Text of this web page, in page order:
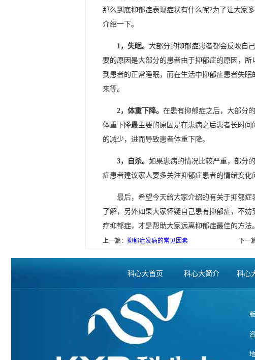
那么到底抑郁症表现症状有什么呢?为了让大家
介绍一下。
1，失眠。 大部分的抑郁症患者都会反映自
要的原因是大部分的患者由于抑郁症的原因，
到患者的正常睡眠，而在生活中抑郁症患者失
来等。
2，体重下降。 在患有抑郁症之后，大部分
体重下降最主要的原因是在患病之后患者长时
的减少，进而导致患者体重下降。
3，自杀。 如果患病的情况比较严重，部分
症患者建议家人要多关注抑郁症患者的情绪变化
最后，希望今天给大家介绍的有关于抑郁
了解，另外如果大家怀疑自己患有抑郁症，不
疗抑郁症，才是帮助大家远离抑郁症最佳的方法
上一篇： 抑郁症发病的常见因素 下一
科心大首页 科心大简介 科心